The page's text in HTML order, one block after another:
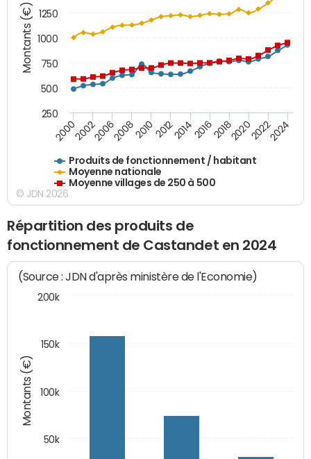
Montants (€)
Produits de fonctionnement / habitant
Moyenne nationale
Moyenne villages de 250 à 500
200020022006200820102012201420162018202020222024
250
500
750
1000
1250
© JDN 2026
Répartition des produits de
fonctionnement de Castandet en 2024
Montants (€)
(Source : JDN d'après ministère de l'Economie)
50k
100k
150k
200k